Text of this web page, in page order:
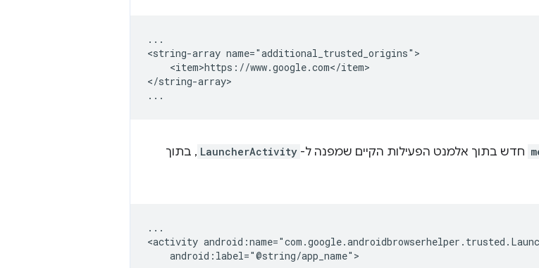
...
<string-array
<item>https://www.google.com</item>
</string-array>
חדש בתוך אלמנט הפעילות הקיים שמפנה ל- LauncherActivity , בתוך
...
<activity
android:label="@string/app_name">